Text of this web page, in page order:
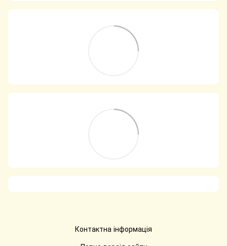
Контактна інформація